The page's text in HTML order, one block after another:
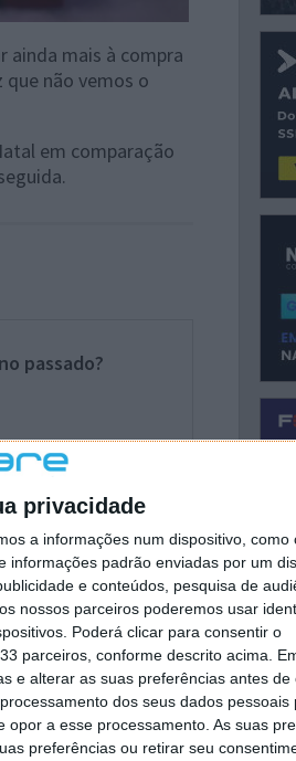
privacidade
a informações num dispositivo, como
informações padrão enviadas por um
e conteúdos, pesquisa de
nossos parceiros poderemos usar
Poderá clicar para consentir o
parceiros, conforme descrito acima.
e alterar as suas preferências antes de
dos seus dados pessoais
a esse processamento. As suas
preferências ou retirar seu
ainda mais à compra
não vemos o
em comparação
passado?